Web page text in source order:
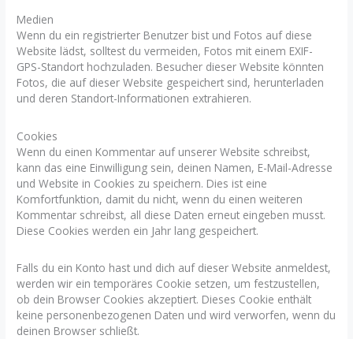
Medien
Wenn du ein registrierter Benutzer bist und Fotos auf diese
Website lädst, solltest du vermeiden, Fotos mit einem EXIF-
GPS-Standort hochzuladen. Besucher dieser Website könnten
Fotos, die auf dieser Website gespeichert sind, herunterladen
und deren Standort-Informationen extrahieren.
Cookies
Wenn du einen Kommentar auf unserer Website schreibst,
kann das eine Einwilligung sein, deinen Namen, E-Mail-Adresse
und Website in Cookies zu speichern. Dies ist eine
Komfortfunktion, damit du nicht, wenn du einen weiteren
Kommentar schreibst, all diese Daten erneut eingeben musst.
Diese Cookies werden ein Jahr lang gespeichert.
Falls du ein Konto hast und dich auf dieser Website anmeldest,
werden wir ein temporäres Cookie setzen, um festzustellen,
ob dein Browser Cookies akzeptiert. Dieses Cookie enthält
keine personenbezogenen Daten und wird verworfen, wenn du
deinen Browser schließt.